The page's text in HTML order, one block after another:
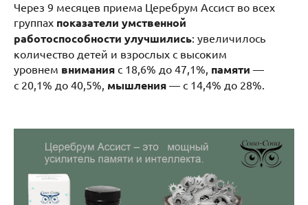
Через 9 месяцев приема Церебрум Ассист во всех
группах показатели умственной
работоспособности улучшились: увеличилось
количество детей и взрослых с высоким
уровнем внимания с 18,6% до 47,1%, памяти —
с 20,1% до 40,5%, мышления — с 14,4% до 28%.